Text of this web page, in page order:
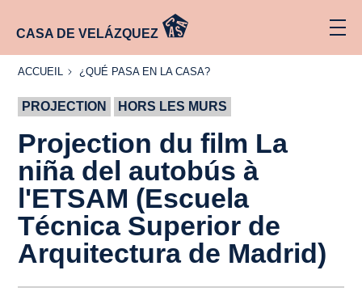
CASA DE VELÁZQUEZ
ACCUEIL
ACCUEIL
¿QUÉ
CASA?
¿QUÉ PASA EN LA CASA?
PROJECTION HORS LES MURS
Projection du film La
niña del autobús à
l'ETSAM (Escuela
Técnica Superior de
Arquitectura de Madrid)